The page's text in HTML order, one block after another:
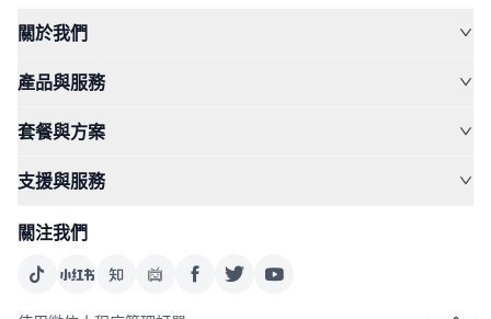
關於我們
產品與服務
套餐與方案
支援與服務
關注我們